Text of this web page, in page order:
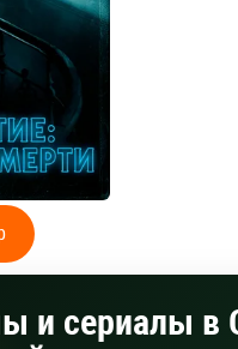
и сериалы в